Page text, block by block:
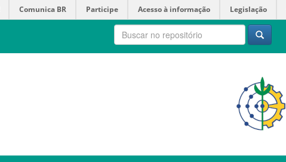
Comunica BR Participe Acesso à informação Legislação